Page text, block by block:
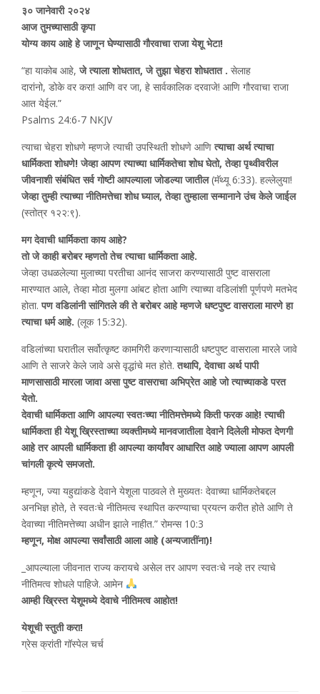
३० जानेवारी २०२४
आज तुमच्यासाठी कृपा
योग्य काय आहे हे जाणून घेण्यासाठी गौरवाचा राजा येशू भेटा!
“हा याकोब आहे,जे त्याला शोधतात, जे तुझा चेहरा शोधतात . सेलाह
दारांनो, डोके वर करा! आणि वर जा, हे सार्वकालिक दरवाजे! आणि गौरवाचा राजा
आत येईल.”
Psalms 24:6-7 NKJV
त्याचा चेहरा शोधणे म्हणजे त्याची उपस्थिती शोधणे आणित्याचा अर्थ त्याचा
धार्मिकता शोधणे! जेव्हा आपण त्याच्या धार्मिकतेचा शोध घेतो, तेव्हा पृथ्वीवरील
जीवनाशी संबंधित सर्व गोष्टी आपल्याला जोडल्या जातील(मॅथ्यू 6:33). हल्लेलुया!
जेव्हा तुम्ही त्याच्या नीतिमत्तेचा शोध घ्याल, तेव्हा तुम्हाला सन्मानाने उंच केले जाईल
(स्तोत्र १२२:९).
मग देवाची धार्मिकता काय आहे?
तो जे काही बरोबर म्हणतो तेच त्याचा धार्मिकता आहे.
जेव्हा उधळलेल्या मुलाच्या परतीचा आनंद साजरा करण्यासाठी पुष्ट वासराला
मारण्यात आले, तेव्हा मोठा मुलगा आंबट होता आणि त्याच्या वडिलांशी पूर्णपणे मतभेद
होता.पण वडिलांनी सांगितले की ते बरोबर आहे म्हणजे धष्टपुष्ट वासराला मारणे हा
त्याचा धर्म आहे. (लूक 15:32).
वडिलांच्या घरातील सर्वोत्कृष्ट कामगिरी करणाऱ्यासाठी धष्टपुष्ट वासराला मारले जावे
आणि ते साजरे केले जावे असे वृद्धांचे मत होते.तथापि, देवाचा अर्थ पापी
माणसासाठी मारला जावा असा पुष्ट वासराचा अभिप्रेत आहे जो त्याच्याकडे परत
येतो.
देवाची धार्मिकता आणि आपल्या स्वतःच्या नीतिमत्तेमध्ये किती फरक आहे! त्याची
धार्मिकता ही येशू ख्रिस्ताच्या व्यक्तीमध्ये मानवजातीला देवाने दिलेली मोफत देणगी
आहे तर आपली धार्मिकता ही आपल्या कार्यांवर आधारित आहे ज्याला आपण आपली
चांगली कृत्ये समजतो.
म्हणून, ज्या यहुद्यांकडे देवाने येशूला पाठवले ते मुख्यतः देवाच्या धार्मिकतेबद्दल
अनभिज्ञ होते, ते स्वतःचे नीतिमत्व स्थापित करण्याचा प्रयत्न करीत होते आणि ते
देवाच्या नीतिमत्तेच्या अधीन झाले नाहीत.” रोमन्स 10:3
म्हणून, मोक्ष आपल्या सर्वांसाठी आला आहे (अन्यजातींना)!
_आपल्याला जीवनात राज्य करायचे असेल तर आपण स्वतःचे नव्हे तर त्याचे
नीतिमत्व शोधले पाहिजे. आमेन
आम्ही ख्रिस्त येशूमध्ये देवाचे नीतिमत्व आहोत!
येशूची स्तुती करा!
ग्रेस क्रांती गॉस्पेल चर्च